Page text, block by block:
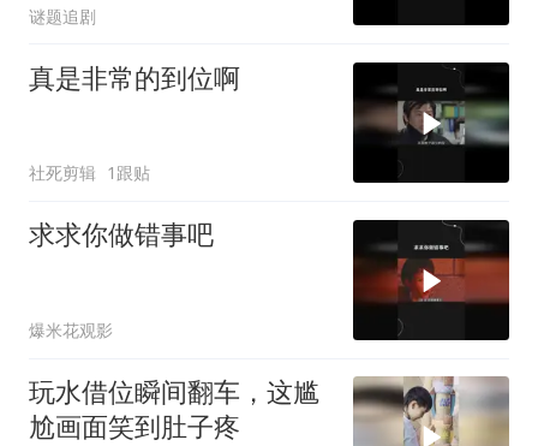
谜题追剧
真是非常的到位啊
社死剪辑 1跟贴
求求你做错事吧
爆米花观影
玩水借位瞬间翻车，这尴
尬画面笑到肚子疼